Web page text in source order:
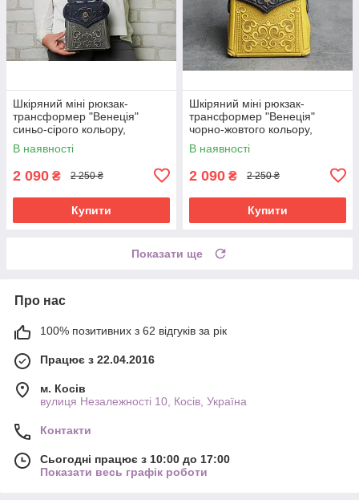
Шкіряний міні рюкзак-
трансформер "Венеція"
синьо-сірого кольору,
17х19х7 см
В наявності
2 090 ₴ 2 250 ₴
Купити
Шкіряний міні рюкзак-
трансформер "Венеція"
чорно-жовтого кольору,
17х19х7 см
В наявності
2 090 ₴ 2 250 ₴
Купити
Показати ще
Про нас
100% позитивних з 62 відгуків за рік
Працює з 22.04.2016
м. Косів
вулиця Незалежності 10, Косів, Україна
Контакти
Сьогодні працює з 10:00 до 17:00
Показати весь графік роботи